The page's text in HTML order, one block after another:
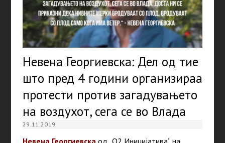
Невена Георгиевска: Дел од тие
што пред 4 години организираа
протести против загадувањето
на воздухот, сега се во Влада
29.11.2019